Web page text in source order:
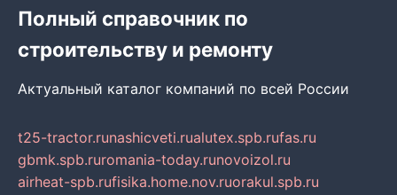
Полный справочник по
строительству и ремонту
Актуальный каталог компаний по всей России
t25-tractor.runashicveti.rualutex.spb.rufas.ru
gbmk.spb.ruromania-today.runovoizol.ru
airheat-spb.rufisika.home.nov.ruorakul.spb.ru